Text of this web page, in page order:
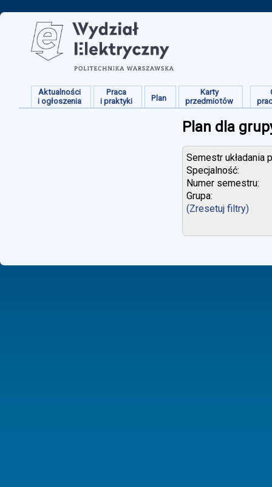
Aktualności
i ogłoszenia
Praca
i praktyki
Plan
Karty
przedmiotów
Plan dla
Semestr układania
Specjalność:
Numer semestru:
Grupa:
(Zresetuj filtry)